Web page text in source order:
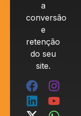
a
conversão
e
retenção
do seu
site.